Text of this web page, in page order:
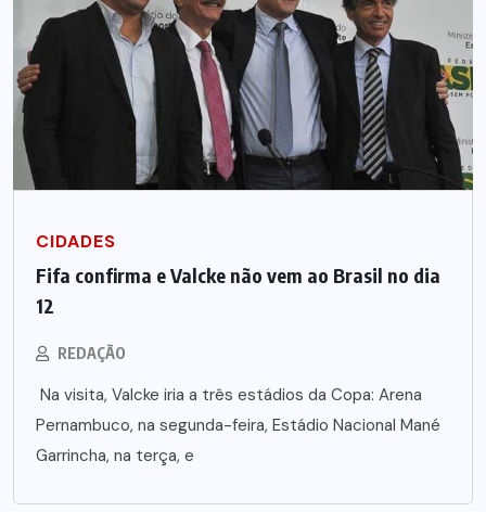
CIDADES
Fifa confirma e Valcke não vem ao Brasil no dia
12
REDAÇÃO
Na visita, Valcke iria a três estádios da Copa: Arena
Pernambuco, na segunda-feira, Estádio Nacional Mané
Garrincha, na terça, e